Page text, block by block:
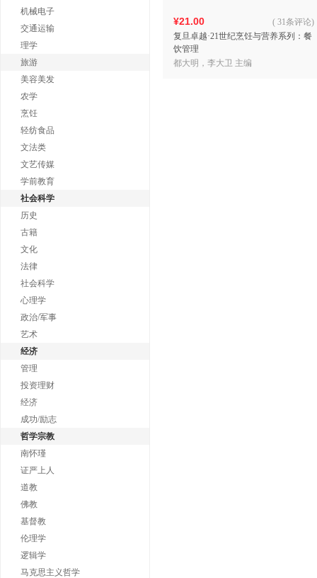
机械电子
交通运输
理学
旅游
美容美发
农学
烹饪
轻纺食品
文法类
文艺传媒
学前教育
社会科学
历史
古籍
文化
法律
社会科学
心理学
政治/军事
艺术
经济
管理
投资理财
经济
成功/励志
哲学宗教
南怀瑾
证严上人
道教
佛教
基督教
伦理学
逻辑学
马克思主义哲学
¥21.00
复旦卓越·21世纪烹饪与营养系列：餐
饮管理
( 31条评论)
都大明，李大卫 主编